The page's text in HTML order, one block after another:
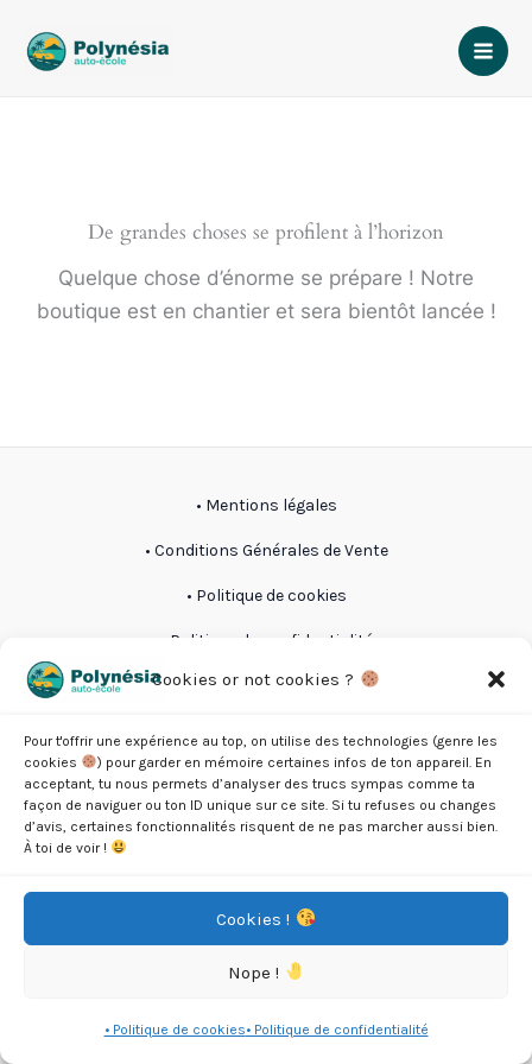
Cookies or not cookies ?
Pour t'offrir une expérience au top, on utilise des technologies (genre les
cookies
) pour garder en mémoire certaines infos de ton appareil. En
acceptant, tu nous permets d’analyser des trucs sympas comme ta
façon de naviguer ou ton ID unique sur ce site. Si tu refuses ou changes
d’avis, certaines fonctionnalités risquent de ne pas marcher aussi bien.
À toi de voir !
Cookies !
Nope !
• Politique de cookies• Politique de confidentialité
De grandes choses se profilent à l’horizon
Quelque chose d’énorme se prépare ! Notre
boutique est en chantier et sera bientôt lancée !
• Mentions légales
• Conditions Générales de Vente
• Politique de cookies
• Politique de confidentialité
Made by Maï'a Com